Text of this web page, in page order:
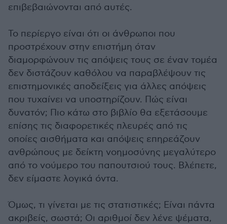
επιβεβαιώνονται από αυτές.
Το περίεργο είναι ότι οι άνθρωποι που
προστρέχουν στην επιστήμη όταν
διαμορφώνουν τις απόψεις τους σε έναν τομέα
δεν διστάζουν καθόλου να παραβλέψουν τις
επιστημονικές αποδείξεις για άλλες απόψεις
που τυχαίνει να υποστηρίζουν. Πώς είναι
δυνατόν; Πιο κάτω στο βιβλίο θα εξετάσουμε
επίσης τις διαφορετικές πλευρές από τις
οποίες αισθήματα και απόψεις επηρεάζουν
ανθρώπους με δείκτη νοημοσύνης μεγαλύτερο
από το νούμερο του παπουτσιού τους. Βλέπετε,
δεν είμαστε λογικά όντα.
Όμως, τι γίνεται με τις στατιστικές; Είναι πάντα
ακριβείς, σωστά; Οι αριθμοί δεν λένε ψέματα,